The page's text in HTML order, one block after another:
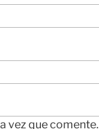
vez que comente.